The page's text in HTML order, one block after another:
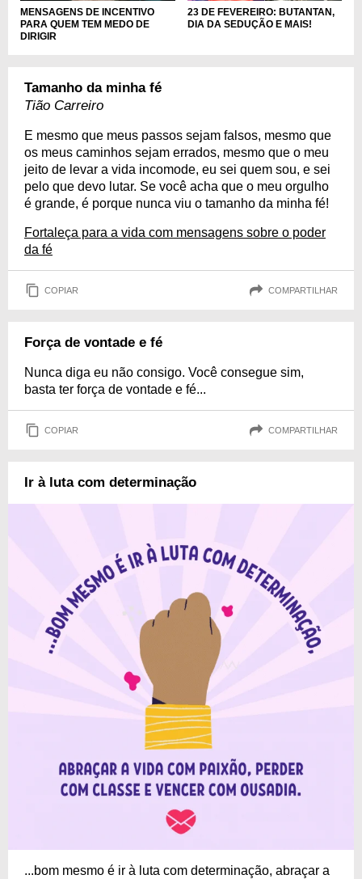
MENSAGENS DE INCENTIVO
PARA QUEM TEM MEDO DE
DIRIGIR
23 DE FEVEREIRO: BUTANTAN,
DIA DA SEDUÇÃO E MAIS!
Tamanho da minha fé
Tião Carreiro
E mesmo que meus passos sejam falsos, mesmo que
os meus caminhos sejam errados, mesmo que o meu
jeito de levar a vida incomode, eu sei quem sou, e sei
pelo que devo lutar. Se você acha que o meu orgulho
é grande, é porque nunca viu o tamanho da minha fé!
Fortaleça para a vida com mensagens sobre o poder
da fé
COPIAR COMPARTILHAR
Força de vontade e fé
Nunca diga eu não consigo. Você consegue sim,
basta ter força de vontade e fé...
COPIAR COMPARTILHAR
Ir à luta com determinação
...bom mesmo é ir à luta com determinação, abraçar a